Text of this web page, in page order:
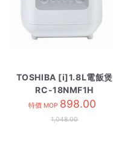
TOSHIBA [i]1.8L電飯煲
RC-18NMF1H
特價 MOP 898.00
1,048.00